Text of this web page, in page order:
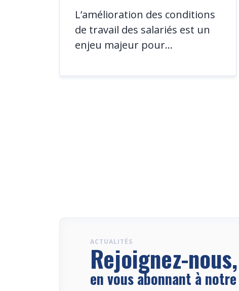
L’amélioration des conditions
de travail des salariés est un
enjeu majeur pour...
ACTUALITÉS
Rejoignez-nous,
en vous abonnant à